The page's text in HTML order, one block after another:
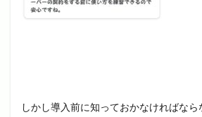
しかし導入前に知っておかなければなら